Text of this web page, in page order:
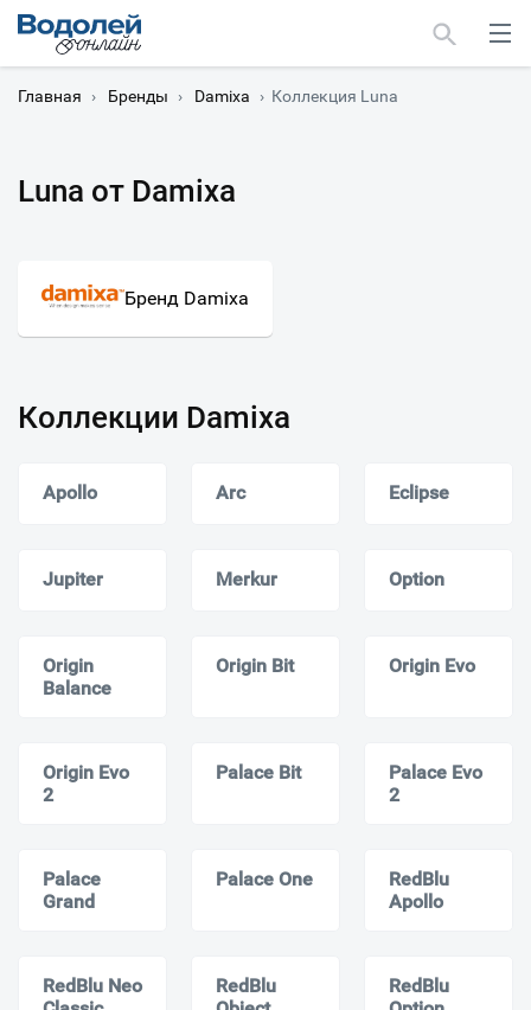
Главная › Бренды › Damixa › Коллекция Luna
Luna от Damixa
Бренд Damixa
Коллекции Damixa
Apollo Arc Eclipse
Jupiter Merkur Option
Origin
Balance
Origin Bit Origin Evo
Origin Evo
2
Palace Bit
Palace Evo
2
Palace
Grand
Palace One
RedBlu
Apollo
RedBlu Neo
RedBlu
RedBlu